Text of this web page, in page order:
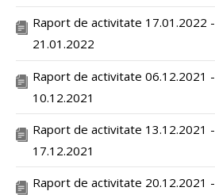
Raport de activitate 17.01.2022 -
21.01.2022
Raport de activitate 06.12.2021 -
10.12.2021
Raport de activitate 13.12.2021 -
17.12.2021
Raport de activitate 20.12.2021 -